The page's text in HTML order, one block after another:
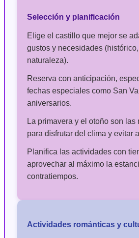
Selección y planificación
Elige el castillo que mejor se
gustos y necesidades
naturaleza).
Reserva con anticipación,
fechas especiales como San
aniversarios.
La primavera y el otoño son las
para disfrutar del clima y evitar
Planifica las actividades con
aprovechar al máximo la
contratiempos.
Actividades románticas y